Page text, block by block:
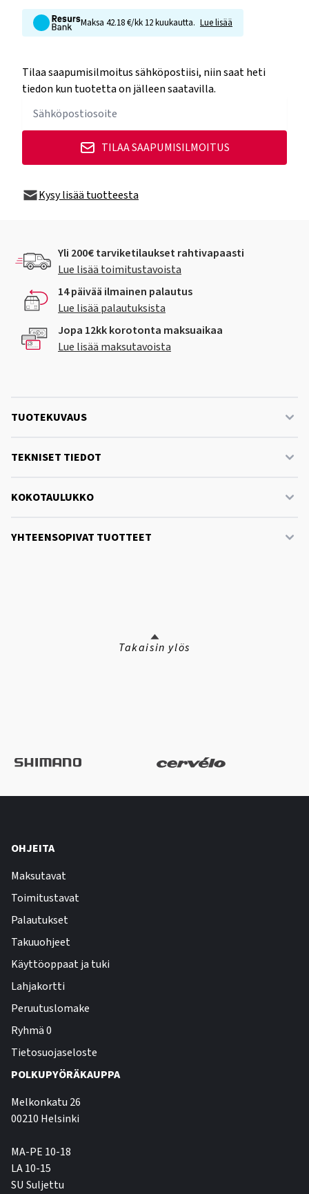
Maksa 42.18 €/kk 12 kuukautta. Lue lisää
Tilaa saapumisilmoitus sähköpostiisi, niin saat heti
tiedon kun tuotetta on jälleen saatavilla.
TILAA SAAPUMISILMOITUS
Kysy lisää tuotteesta
Yli 200€ tarviketilaukset rahtivapaasti
Lue lisää toimitustavoista
14 päivää ilmainen palautus
Lue lisää palautuksista
Jopa 12kk korotonta maksuaikaa
Lue lisää maksutavoista
TUOTEKUVAUS
TEKNISET TIEDOT
KOKOTAULUKKO
YHTEENSOPIVAT TUOTTEET
Takaisin ylös
OHJEITA
Maksutavat
Toimitustavat
Palautukset
Takuuohjeet
Käyttöoppaat ja tuki
Lahjakortti
Peruutuslomake
Ryhmä 0
Tietosuojaseloste
POLKUPYÖRÄKAUPPA
Melkonkatu 26
00210 Helsinki
MA-PE 10-18
LA 10-15
SU Suljettu